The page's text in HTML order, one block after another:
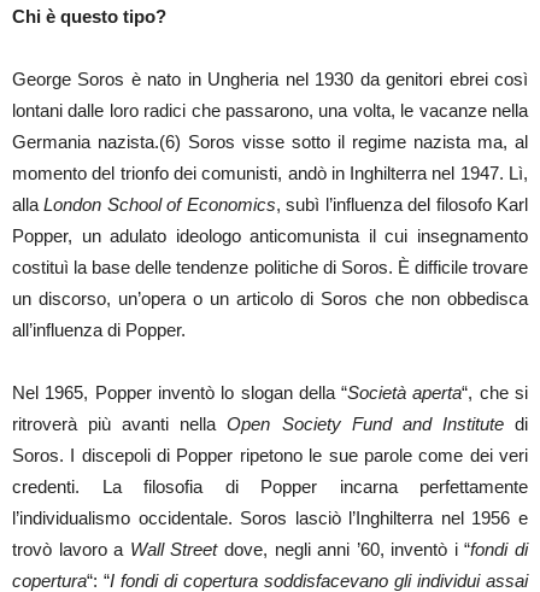
Chi è questo tipo?
George Soros è nato in Ungheria nel 1930 da genitori ebrei così
lontani dalle loro radici che passarono, una volta, le vacanze nella
Germania nazista.(6) Soros visse sotto il regime nazista ma, al
momento del trionfo dei comunisti, andò in Inghilterra nel 1947. Lì,
allaLondon School of Economics, subì l’influenza del filosofo Karl
Popper, un adulato ideologo anticomunista il cui insegnamento
costituì la base delle tendenze politiche di Soros. È difficile trovare
un discorso, un’opera o un articolo di Soros che non obbedisca
all’influenza di Popper.
Nel 1965, Popper inventò lo slogan della “Società aperta“, che si
ritroverà più avanti nellaOpen Society Fund and Institutedi
Soros. I discepoli di Popper ripetono le sue parole come dei veri
credenti. La filosofia di Popper incarna perfettamente
l’individualismo occidentale. Soros lasciò l’Inghilterra nel 1956 e
trovò lavoro a Wall Streetdove, negli anni ’60, inventò i “fondi di
copertura“: “I fondi di copertura soddisfacevano gli individui assai